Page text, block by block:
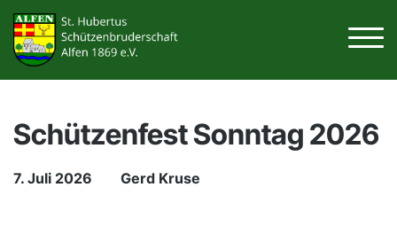
Schützenfest Sonntag 2026
7. Juli 2026 Gerd Kruse